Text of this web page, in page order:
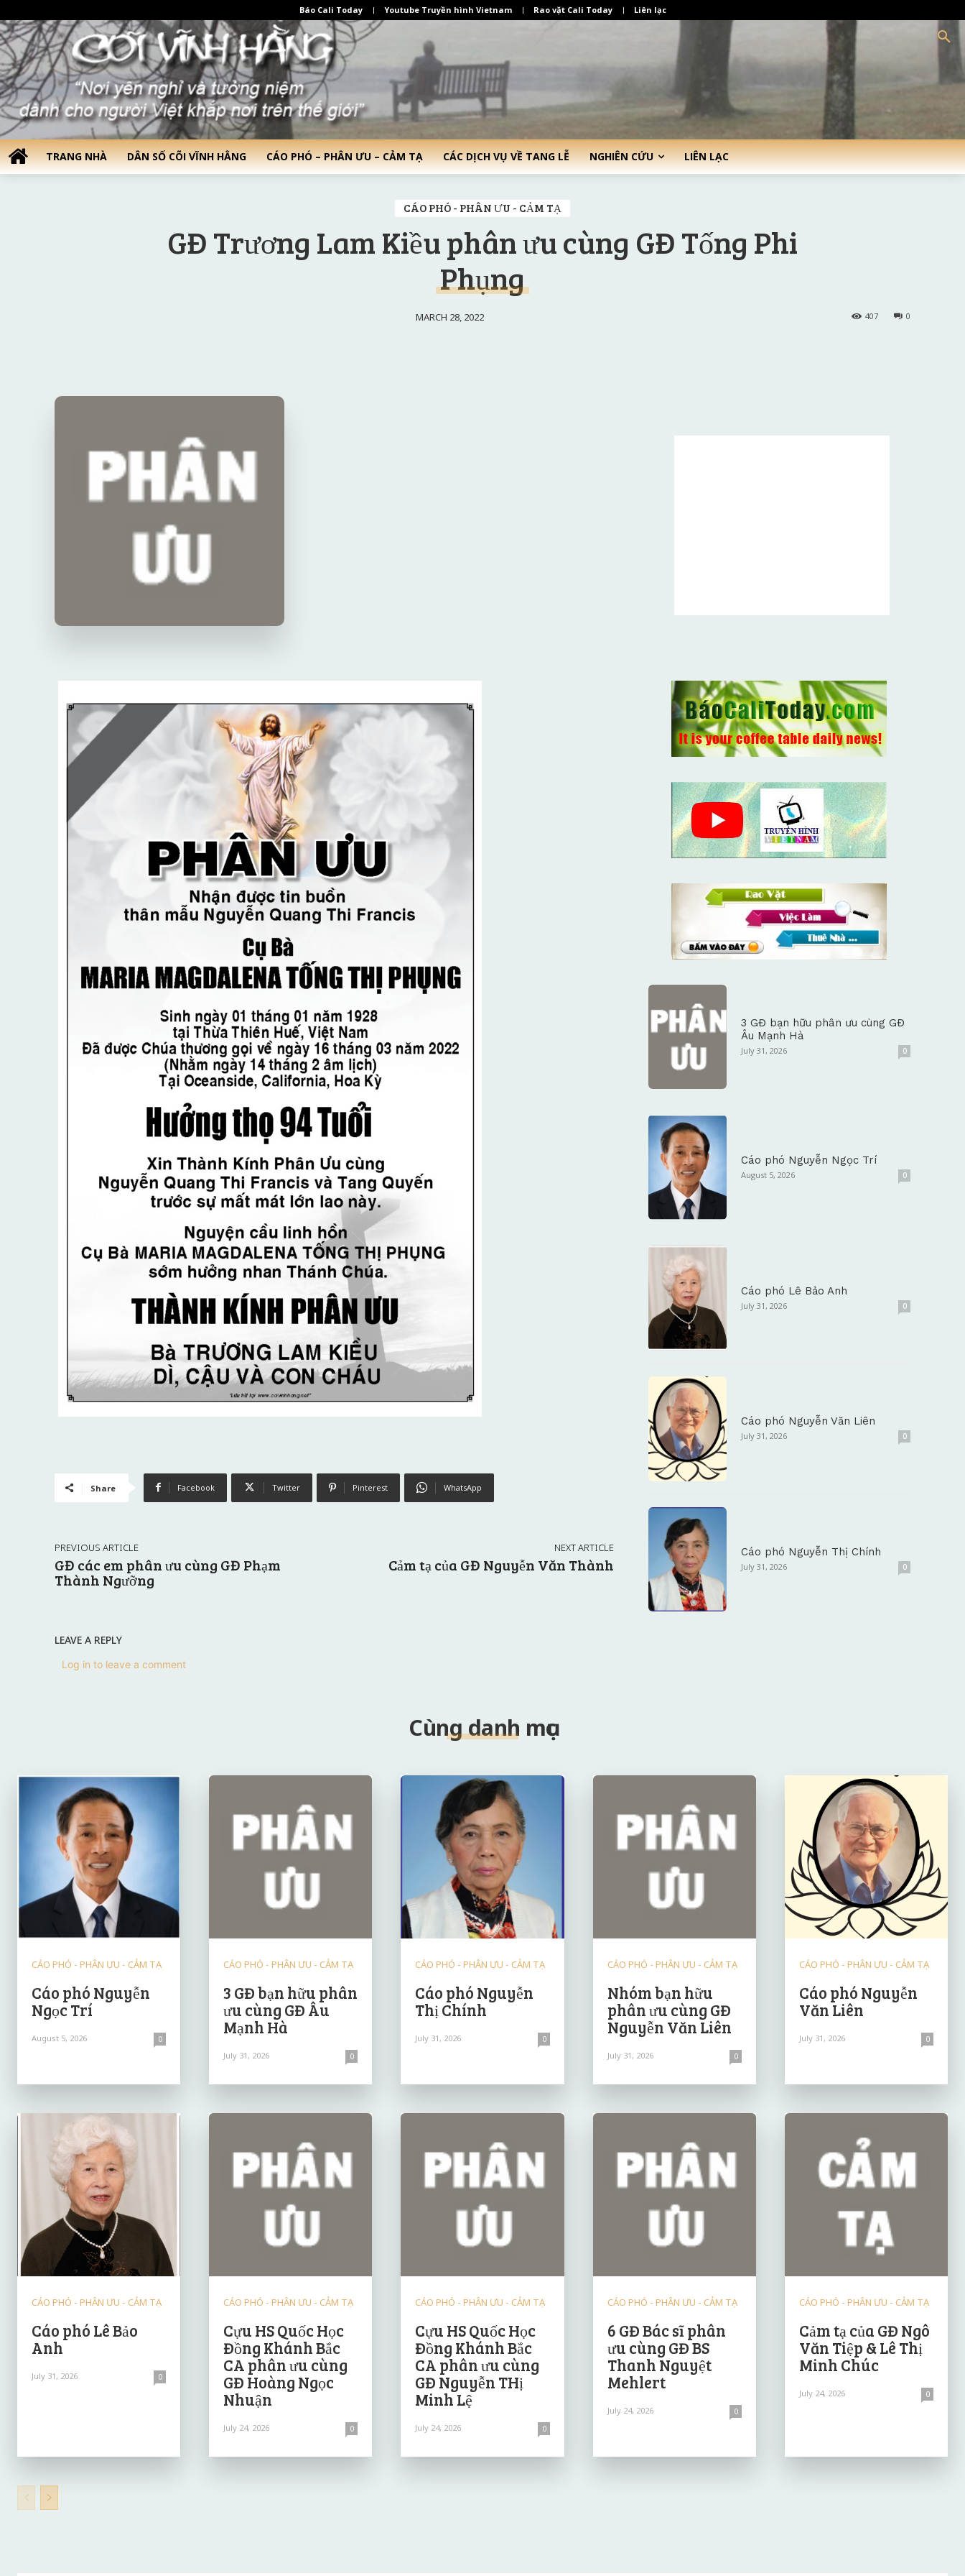
Báo Cali Today Youtube Truyền hình Vietnam Rao vặt Cali Today Liên lạc
TRANG NHÀ DÂN SỐ CÕI VĨNH HẰNG CÁO PHÓ – PHÂN ƯU – CẢM TẠ CÁC DỊCH VỤ VỀ TANG LỄ NGHIÊN CỨU LIÊN LẠC
CÁO PHÓ - PHÂN ƯU - CẢM TẠ
GĐ Trương Lam Kiều phân ưu cùng GĐ Tống Phi
Phụng
MARCH 28, 2022 0
407
Share Facebook Twitter Pinterest WhatsApp
PREVIOUS ARTICLE
GĐ các em phân ưu cùng GĐ Phạm
Thành Ngưỡng
NEXT ARTICLE
Cảm tạ của GĐ Nguyễn Văn Thành
LEAVE A REPLY
Log in to leave a comment
3 GĐ bạn hữu phân ưu cùng GĐ
Âu Mạnh Hà
July 31, 2026 0
Cáo phó Nguyễn Ngọc Trí
August 5, 2026 0
Cáo phó Lê Bảo Anh
July 31, 2026 0
Cáo phó Nguyễn Văn Liên
July 31, 2026 0
Cáo phó Nguyễn Thị Chính
July 31, 2026 0
Cùng danh mục
CÁO PHÓ - PHÂN ƯU - CẢM TẠ
Cáo phó Nguyễn
Ngọc Trí
August 5, 2026 0
CÁO PHÓ - PHÂN ƯU - CẢM TẠ
3 GĐ bạn hữu phân
ưu cùng GĐ Âu
Mạnh Hà
July 31, 2026 0
CÁO PHÓ - PHÂN ƯU - CẢM TẠ
Cáo phó Nguyễn
Thị Chính
July 31, 2026 0
CÁO PHÓ - PHÂN ƯU - CẢM TẠ
Nhóm bạn hữu
phân ưu cùng GĐ
Nguyễn Văn Liên
July 31, 2026 0
CÁO PHÓ - PHÂN ƯU - CẢM TẠ
Cáo phó Nguyễn
Văn Liên
July 31, 2026 0
CÁO PHÓ - PHÂN ƯU - CẢM TẠ
Cáo phó Lê Bảo
Anh
July 31, 2026 0
CÁO PHÓ - PHÂN ƯU - CẢM TẠ
Cựu HS Quốc Học
Đồng Khánh Bắc
CA phân ưu cùng
GĐ Hoàng Ngọc
Nhuận
July 24, 2026 0
CÁO PHÓ - PHÂN ƯU - CẢM TẠ
Cựu HS Quốc Học
Đồng Khánh Bắc
CA phân ưu cùng
GĐ Nguyễn THị
Minh Lệ
July 24, 2026 0
CÁO PHÓ - PHÂN ƯU - CẢM TẠ
6 GĐ Bác sĩ phân
ưu cùng GĐ BS
Thanh Nguyệt
Mehlert
July 24, 2026 0
CÁO PHÓ - PHÂN ƯU - CẢM TẠ
Cảm tạ của GĐ Ngô
Văn Tiệp & Lê Thị
Minh Chúc
July 24, 2026 0